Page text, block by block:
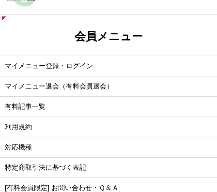
会員メニュー
マイメニュー登録・ログイン
マイメニュー退会（有料会員退会）
有料記事一覧
利用規約
対応機種
特定商取引法に基づく表記
[有料会員限定] お問い合わせ・Ｑ＆Ａ